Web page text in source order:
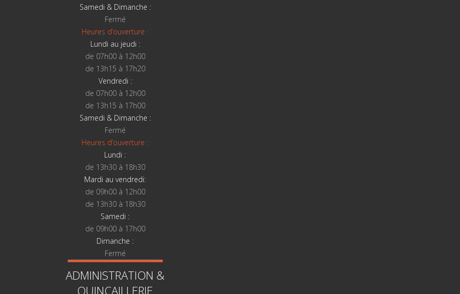
Samedi & Dimanche :
Fermé
Heures d’ouverture :
Lundi au jeudi :
de 07h00 à 12h00
de 13h15 à 17h20
Vendredi :
de 07h00 à 12h00
de 13h15 à 17h00
Samedi & Dimanche :
Fermé
Heures d’ouverture :
Lundi :
de 13h30 à 18h30
Mardi au vendredi:
de 09h00 à 12h00
de 13h30 à 18h30
Samedi :
de 09h00 à 17h00
Dimanche :
Fermé
ADMINISTRATION &
QUINCAILLERIE